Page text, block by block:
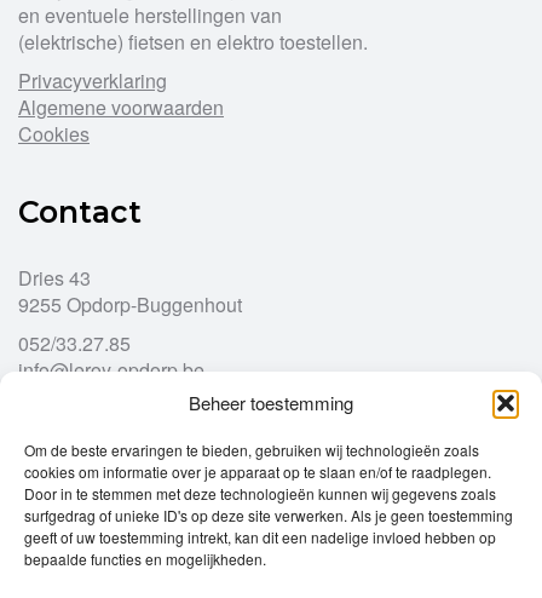
Beheer toestemming
Om de beste ervaringen te bieden, gebruiken wij technologieën zoals
cookies om informatie over je apparaat op te slaan en/of te raadplegen.
Door in te stemmen met deze technologieën kunnen wij gegevens zoals
surfgedrag of unieke ID's op deze site verwerken. Als je geen toestemming
geeft of uw toestemming intrekt, kan dit een nadelige invloed hebben op
bepaalde functies en mogelijkheden.
en eventuele herstellingen van
(elektrische) fietsen en elektro toestellen.
Privacyverklaring
Algemene voorwaarden
Cookies
Contact
Dries 43
9255 Opdorp-Buggenhout
052/33.27.85
info@leroy-opdorp.be
Openingsuren
Ma
gesloten
Di
9u – 12u
13u – 18u00
Wo
9u – 12u
13u – 18u00